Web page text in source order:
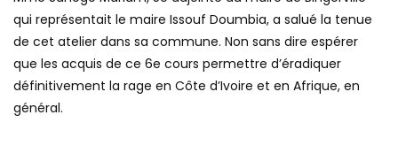
qui représentait le maire Issouf Doumbia, a salué la tenue
de cet atelier dans sa commune. Non sans dire espérer
que les acquis de ce 6e cours permettre d’éradiquer
définitivement la rage en Côte d’Ivoire et en Afrique, en
général.